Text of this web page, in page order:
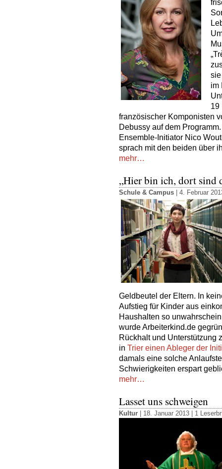
im
19
französischer Komponisten
Debussy auf dem
Ensemble-Initiator Nico
sprach mit den beiden über
mehr…
„Hier bin ich, dort sind
Schule & Campus | 4. Februar
Geldbeutel der Eltern. In
Aufstieg für Kinder aus
Haushalten so
wurde Arbeiterkind.de
Rückhalt und Unterstützung
in Trier einen Ableger der
damals eine solche
Schwierigkeiten erspart
mehr…
Lasset uns schweigen
Kultur | 18. Januar 2013 | 1